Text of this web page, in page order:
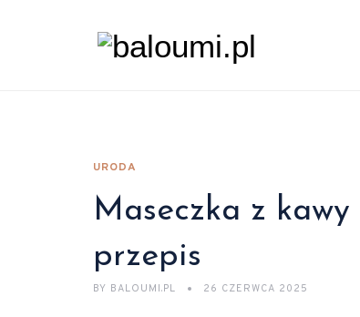
URODA
Maseczka z
przepis
BY BALOUMI.PL 26 CZERWCA 2025